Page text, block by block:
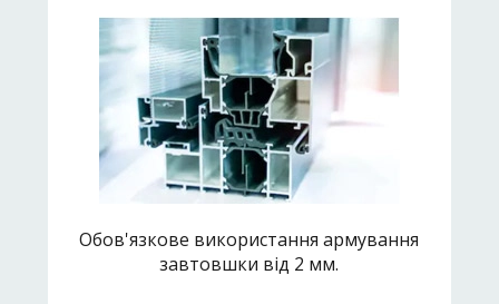
Обов'язкове використання армування
завтовшки від 2 мм.